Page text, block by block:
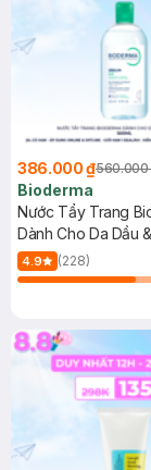
386.000 ₫560.000
Bioderma
Nước Tẩy Trang
Dành Cho Da Dầu
500ml
4.9 (228)